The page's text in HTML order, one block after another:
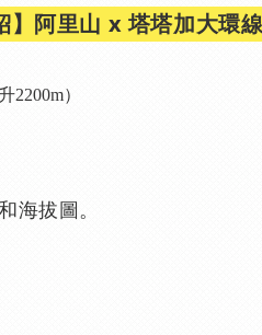
】阿里山 x 塔塔加大環
）
海拔圖。